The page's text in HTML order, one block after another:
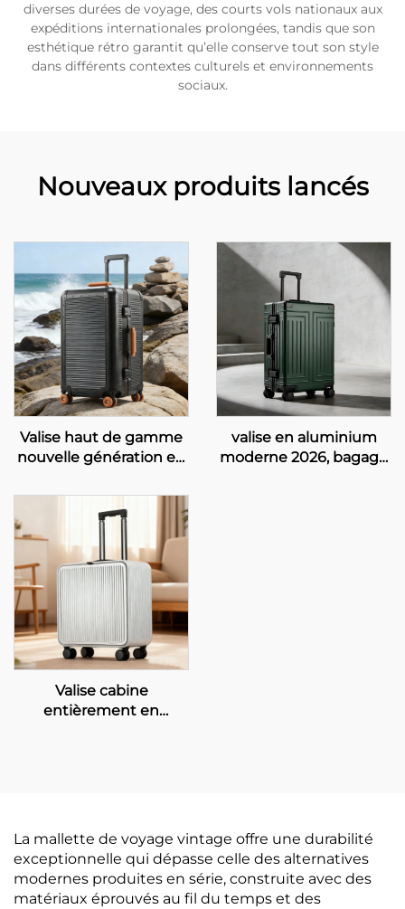
diverses durées de voyage, des courts vols nationaux aux
expéditions internationales prolongées, tandis que son
esthétique rétro garantit qu’elle conserve tout son style
dans différents contextes culturels et environnements
sociaux.
Nouveaux produits lancés
Valise haut de gamme
nouvelle génération en
aluminium, valise trolley
rotative de 28 pouces,
valise de voyage anti-
chute avec serrure TSA
et poignée en cuir
valise en aluminium
moderne 2026, bagage
Valise cabine
entièrement en
voyages d’affaires,
ouverture frontale
La mallette de voyage vintage offre une durabilité
exceptionnelle qui dépasse celle des alternatives
modernes produites en série, construite avec des
matériaux éprouvés au fil du temps et des